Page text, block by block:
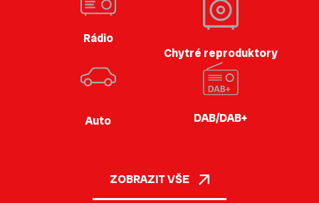
Rádio
Chytré reproduktory
Auto DAB/DAB+
ZOBRAZIT VŠE